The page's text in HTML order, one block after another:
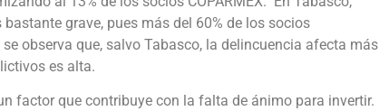
grave, pues más del 60% de los socios
observa que, salvo Tabasco, la delincuencia afecta más
es alta.
factor que contribuye con la falta de ánimo para invertir.